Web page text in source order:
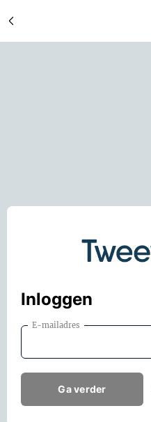
Inloggen
E-mailadres
Ga verder